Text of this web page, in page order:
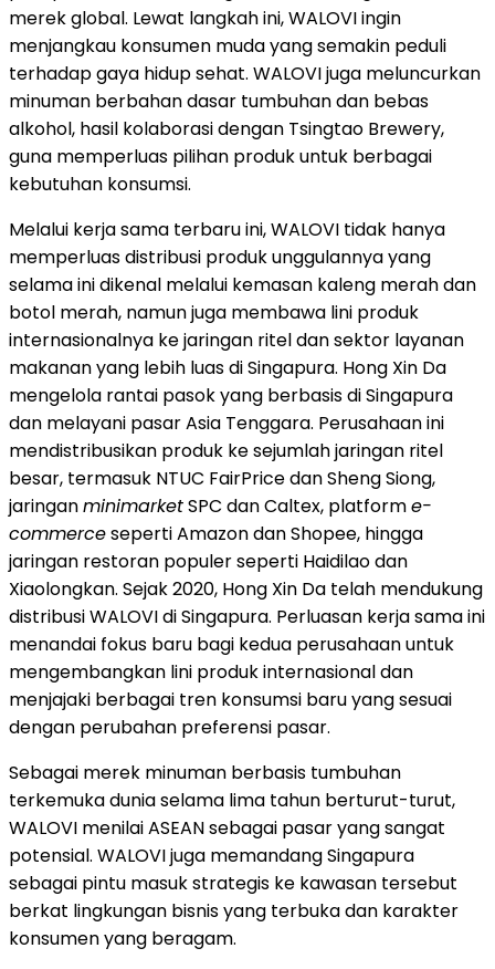
merek global. Lewat langkah ini, WALOVI ingin
menjangkau konsumen muda yang semakin peduli
terhadap gaya hidup sehat. WALOVI juga meluncurkan
minuman berbahan dasar tumbuhan dan bebas
alkohol, hasil kolaborasi dengan Tsingtao Brewery,
guna memperluas pilihan produk untuk berbagai
kebutuhan konsumsi.
Melalui kerja sama terbaru ini, WALOVI tidak hanya
memperluas distribusi produk unggulannya yang
selama ini dikenal melalui kemasan kaleng merah dan
botol merah, namun juga membawa lini produk
internasionalnya ke jaringan ritel dan sektor layanan
makanan yang lebih luas di Singapura. Hong Xin Da
mengelola rantai pasok yang berbasis di Singapura
dan melayani pasar Asia Tenggara. Perusahaan ini
mendistribusikan produk ke sejumlah jaringan ritel
besar, termasuk NTUC FairPrice dan Sheng Siong,
jaringanminimarketSPC dan Caltex, platforme-
commerceseperti Amazon dan Shopee, hingga
jaringan restoran populer seperti Haidilao dan
Xiaolongkan. Sejak 2020, Hong Xin Da telah mendukung
distribusi WALOVI di Singapura. Perluasan kerja sama ini
menandai fokus baru bagi kedua perusahaan untuk
mengembangkan lini produk internasional dan
menjajaki berbagai tren konsumsi baru yang sesuai
dengan perubahan preferensi pasar.
Sebagai merek minuman berbasis tumbuhan
terkemuka dunia selama lima tahun berturut-turut,
WALOVI menilai ASEAN sebagai pasar yang sangat
potensial. WALOVI juga memandang Singapura
sebagai pintu masuk strategis ke kawasan tersebut
berkat lingkungan bisnis yang terbuka dan karakter
konsumen yang beragam.